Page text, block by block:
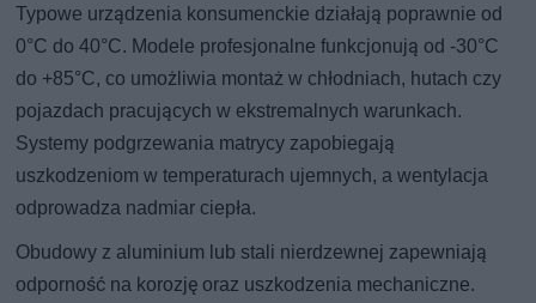
Typowe urządzenia konsumenckie działają poprawnie od
0°C do 40°C. Modele profesjonalne funkcjonują od -30°C
do +85°C, co umożliwia montaż w chłodniach, hutach czy
pojazdach pracujących w ekstremalnych warunkach.
Systemy podgrzewania matrycy zapobiegają
uszkodzeniom w temperaturach ujemnych, a wentylacja
odprowadza nadmiar ciepła.
Obudowy z aluminium lub stali nierdzewnej zapewniają
odporność na korozję oraz uszkodzenia mechaniczne.